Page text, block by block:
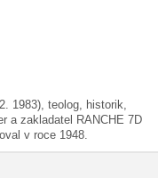
1983), teolog, historik,
a zakladatel RANCHE 7D
v roce 1948.